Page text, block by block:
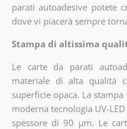
parati autoadesive potete
dove vi piacerà sempre
Stampa di altissima
Le carte da parati
materiale di alta qualità
superficie opaca. La
moderna tecnologia UV-
spessore di 90 µm. Le